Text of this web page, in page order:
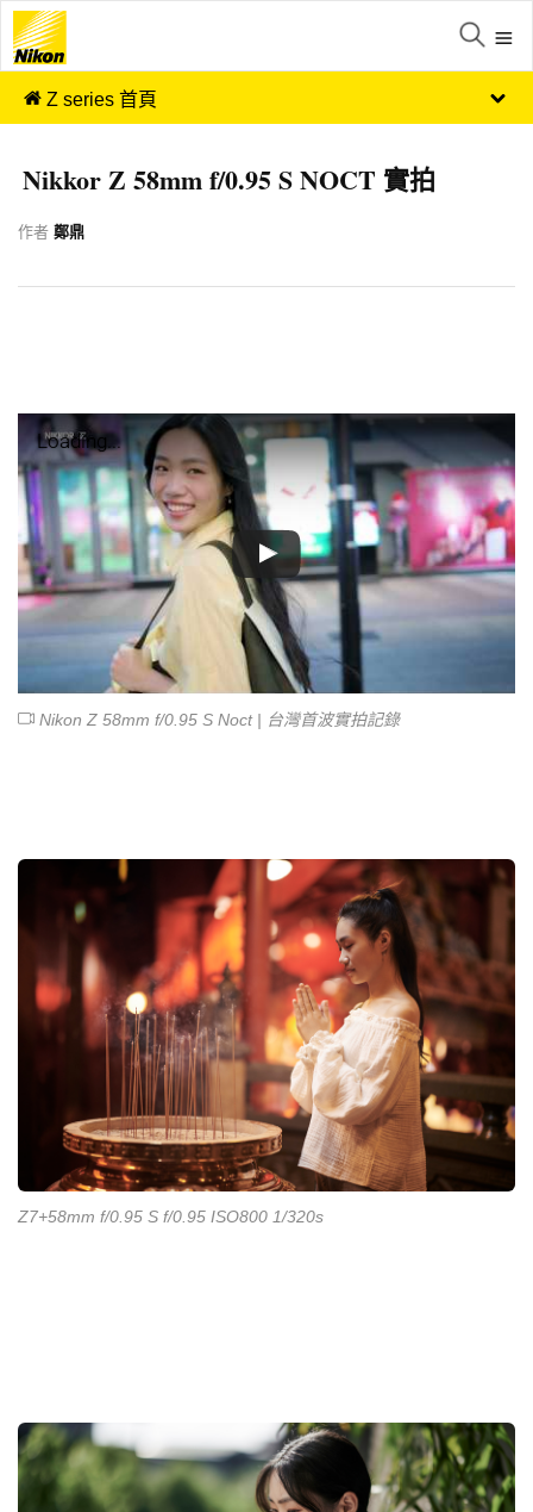
Z series 首頁
Nikkor Z 58mm f/0.95 S NOCT 實拍
作者 鄭鼎
Loading...
Nikon Z 58mm f/0.95 S Noct | 台灣首波實拍記錄
Z7+58mm f/0.95 S f/0.95 ISO800 1/320s